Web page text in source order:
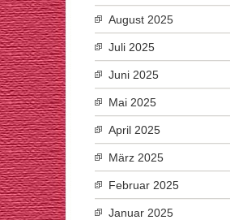
August 2025
Juli 2025
Juni 2025
Mai 2025
April 2025
März 2025
Februar 2025
Januar 2025